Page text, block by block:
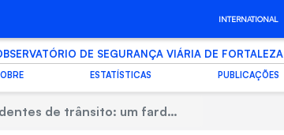
INTERNATIONAL
DE SEGURANÇA VIÁRIA DE FORTALEZA
ESTATÍSTICAS PUBLICAÇÕES
de trânsito: um fardo para a rede hospitalar